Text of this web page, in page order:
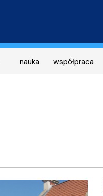
nauka współpraca